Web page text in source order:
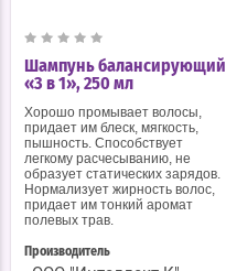
Шампунь балансирующий
«3 в 1», 250 мл
Хорошо промывает волосы,
придает им блеск, мягкость,
пышность. Способствует
легкому расчесыванию, не
образует статических зарядов.
Нормализует жирность волос,
придает им тонкий аромат
полевых трав.
Производитель